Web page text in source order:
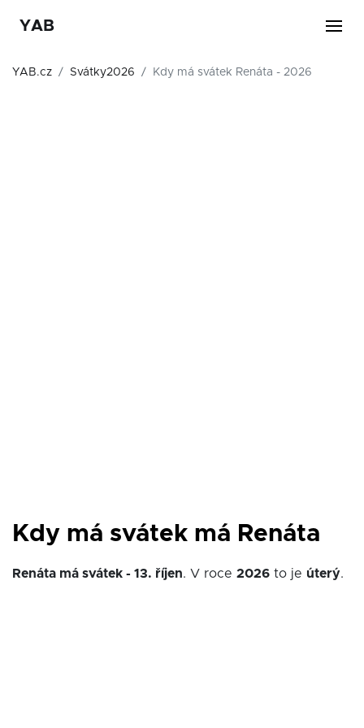
YAB
YAB.cz Svátky2026 Kdy má svátek Renáta - 2026
Kdy má svátek má Renáta
Renáta má svátek - 13. říjen. V roce 2026 to je úterý.